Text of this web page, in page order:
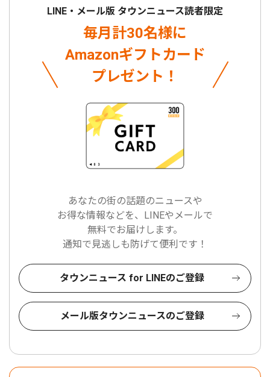
LINE・メール版 タウンニュース読者限定
毎月計30名様に
Amazonギフトカード
プレゼント！
あなたの街の話題のニュースや
お得な情報などを、LINEやメールで
無料でお届けします。
通知で見逃しも防げて便利です！
タウンニュース for LINEのご登録
メール版タウンニュースのご登録